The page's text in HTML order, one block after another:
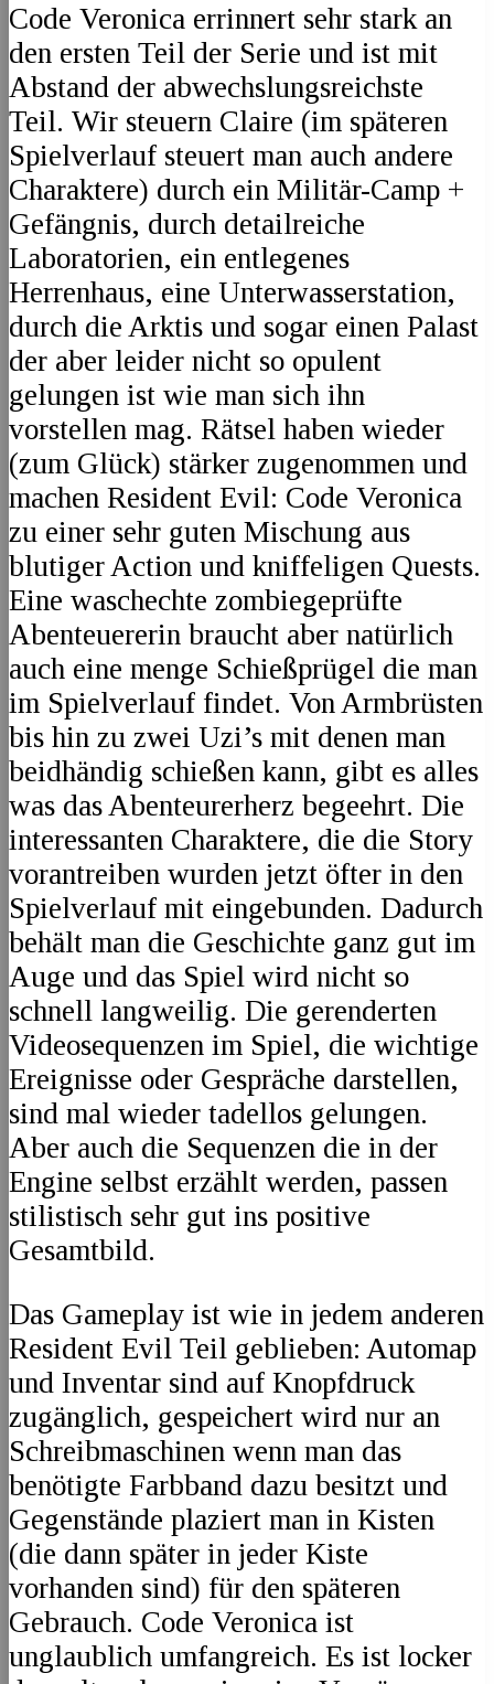
Code Veronica errinnert sehr stark an
den ersten Teil der Serie und ist mit
Abstand der abwechslungsreichste
Teil. Wir steuern Claire (im späteren
Spielverlauf steuert man auch andere
Charaktere) durch ein Militär-Camp +
Gefängnis, durch detailreiche
Laboratorien, ein entlegenes
Herrenhaus, eine Unterwasserstation,
durch die Arktis und sogar einen Palast
der aber leider nicht so opulent
gelungen ist wie man sich ihn
vorstellen mag. Rätsel haben wieder
(zum Glück) stärker zugenommen und
machen Resident Evil: Code Veronica
zu einer sehr guten Mischung aus
blutiger Action und kniffeligen Quests.
Eine waschechte zombiegeprüfte
Abenteuererin braucht aber natürlich
auch eine menge Schießprügel die man
im Spielverlauf findet. Von Armbrüsten
bis hin zu zwei Uzi’s mit denen man
beidhändig schießen kann, gibt es alles
was das Abenteurerherz begeehrt. Die
interessanten Charaktere, die die Story
vorantreiben wurden jetzt öfter in den
Spielverlauf mit eingebunden. Dadurch
behält man die Geschichte ganz gut im
Auge und das Spiel wird nicht so
schnell langweilig. Die gerenderten
Videosequenzen im Spiel, die wichtige
Ereignisse oder Gespräche darstellen,
sind mal wieder tadellos gelungen.
Aber auch die Sequenzen die in der
Engine selbst erzählt werden, passen
stilistisch sehr gut ins positive
Gesamtbild.
Das Gameplay ist wie in jedem anderen
Resident Evil Teil geblieben: Automap
und Inventar sind auf Knopfdruck
zugänglich, gespeichert wird nur an
Schreibmaschinen wenn man das
benötigte Farbband dazu besitzt und
Gegenstände plaziert man in Kisten
(die dann später in jeder Kiste
vorhanden sind) für den späteren
Gebrauch. Code Veronica ist
unglaublich umfangreich. Es ist locker